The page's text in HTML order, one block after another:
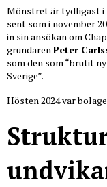
Mönstret är tydligast i
sent som i november
in sin ansökan om
grundaren Peter
som den som “brutit
Sverige”.
Hösten 2024 var